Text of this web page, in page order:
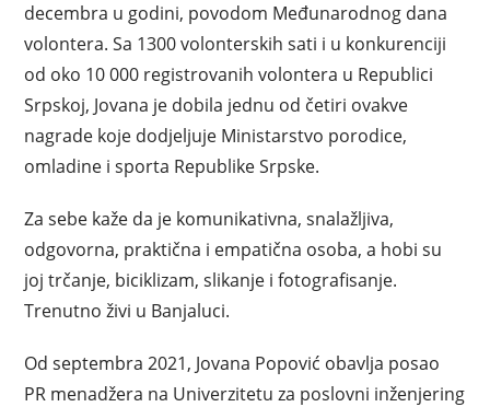
decembra u godini, povodom Međunarodnog dana
volontera. Sa 1300 volonterskih sati i u konkurenciji
od oko 10 000 registrovanih volontera u Republici
Srpskoj, Jovana je dobila jednu od četiri ovakve
nagrade koje dodjeljuje Ministarstvo porodice,
omladine i sporta Republike Srpske.
Za sebe kaže da je komunikativna, snalažljiva,
odgovorna, praktična i empatična osoba, a hobi su
joj trčanje, biciklizam, slikanje i fotografisanje.
Trenutno živi u Banjaluci.
Od septembra 2021, Jovana Popović obavlja posao
PR menadžera na Univerzitetu za poslovni inženjering